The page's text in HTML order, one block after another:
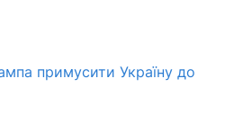
примусити Україну до